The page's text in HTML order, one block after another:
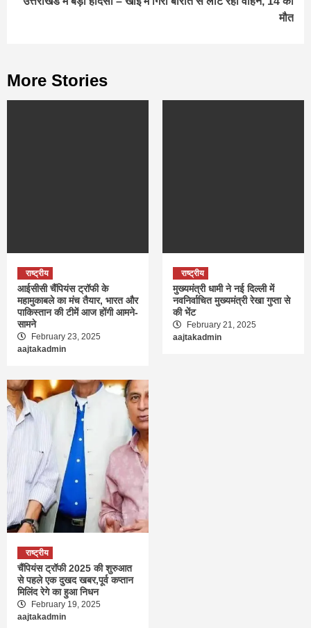
मौत
More Stories
राष्ट्रीय
आईसीसी चैंपियंस ट्रॉफी के
महामुकाबले का मंच तैयार, भारत और
पाकिस्तान की टीमें आज होंगी आमने-
सामने
February 23, 2025
aajtakadmin
राष्ट्रीय
मुख्यमंत्री धामी ने नई दिल्ली में
नवनिर्वाचित मुख्यमंत्री रेखा गुप्ता से
की भेंट
February 21, 2025
aajtakadmin
राष्ट्रीय
चैंपियंस ट्रॉफी 2025 की शुरुआत
से पहले एक दुखद खबर,पूर्व कप्तान
मिलिंद रेगे का हुआ निधन
February 19, 2025
aajtakadmin